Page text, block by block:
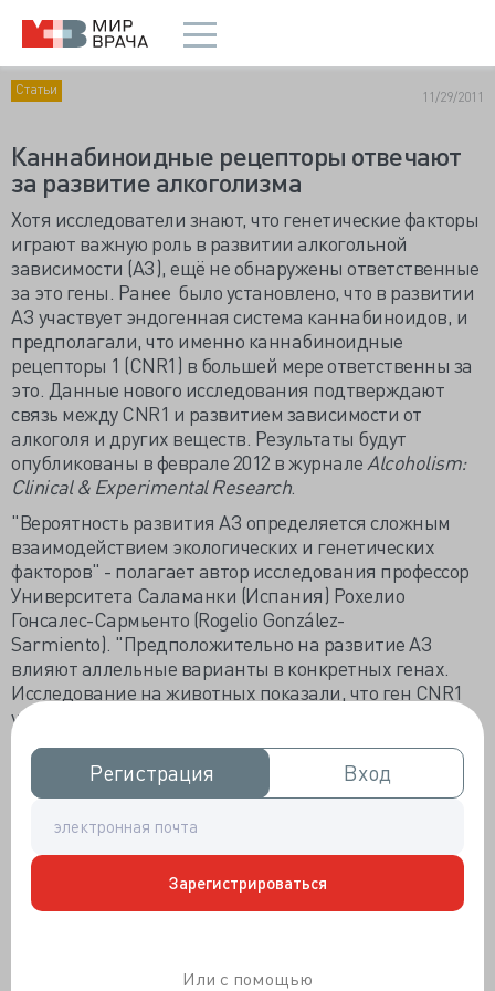
Регистрация
Регистрация Вход
Вход
Зарегистрироваться
Или с помощью
Статьи 11/29/2011
Каннабиноидные рецепторы отвечают
за развитие алкоголизма
Хотя исследователи знают, что генетические факторы
играют важную роль в развитии алкогольной
зависимости (AЗ), ещё не обнаружены ответственные
за это гены. Ранее было установлено, что в развитии
AЗ участвует эндогенная система каннабиноидов, и
предполагали, что именно каннабиноидные
рецепторы 1 (CNR1) в большей мере ответственны за
это. Данные нового исследования подтверждают
связь между CNR1 и развитием зависимости от
алкоголя и других веществ. Результаты будут
опубликованы в феврале 2012 в журнале Alcoholism:
Clinical& Experimental Research.
"Вероятность развития АЗ определяется сложным
взаимодействием экологических и генетических
факторов" - полагает автор исследования профессор
Университета Саламанки (Испания) Рохелио
Гонсалес-Сармьенто (Rogelio González-
Sarmiento). "Предположительно на развитие АЗ
влияют аллельные варианты в конкретных генах.
Исследование на животных показали, что ген CNR1
участвует в «системе вознаграждений». Кроме того, в
данном гене были найдены более 10 аллельных
вариантов, и опыты показали связь некоторых из
этих вариантов аллелей с зависимостью от
"Многие нейронные схемы потенциально участвуют в
развитии AЗ и, очень вероятно, что каннабиноидная
система, одна из них" - согласился старший научный
Chamorro). "Есть и другие нейротрансмиттеры,